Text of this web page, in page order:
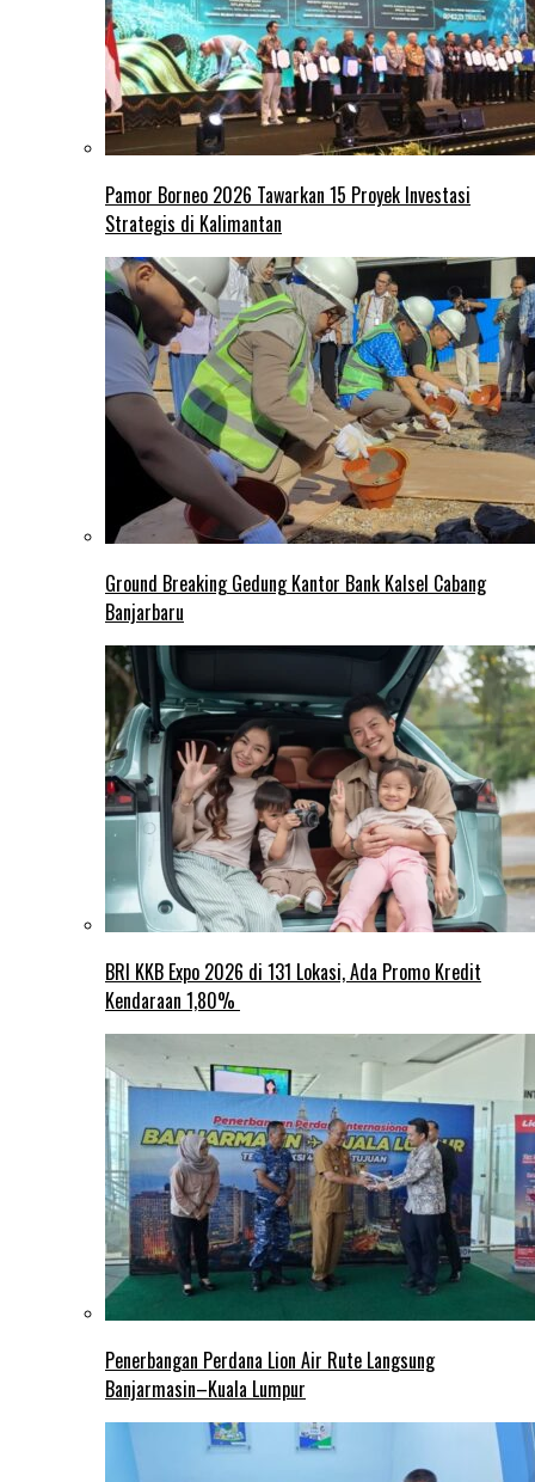
Pamor Borneo 2026 Tawarkan 15 Proyek Investasi
Strategis di Kalimantan
Ground Breaking Gedung Kantor Bank Kalsel Cabang
Banjarbaru
BRI KKB Expo 2026 di 131 Lokasi, Ada Promo Kredit
Kendaraan 1,80%
Penerbangan Perdana Lion Air Rute Langsung
Banjarmasin–Kuala Lumpur